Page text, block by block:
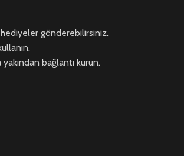
gönderebilirsiniz.
bağlantı kurun.